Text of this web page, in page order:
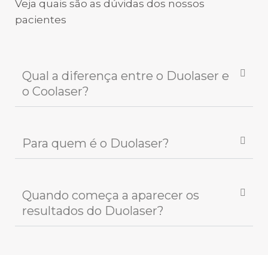
Veja quais são as dúvidas dos nossos
pacientes
Qual a diferença entre o Duolaser e
o Coolaser?
Para quem é o Duolaser?
Quando começa a aparecer os
resultados do Duolaser?